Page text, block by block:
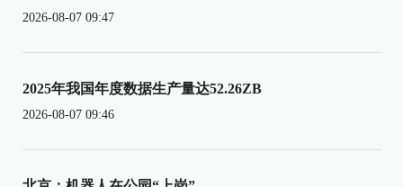
2026-08-07 09:47
2025年我国年度数据生产量达52.26ZB
2026-08-07 09:46